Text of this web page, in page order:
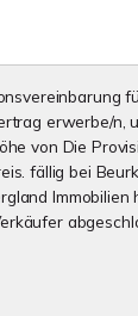
erwerbe/n,
von Die
fällig bei